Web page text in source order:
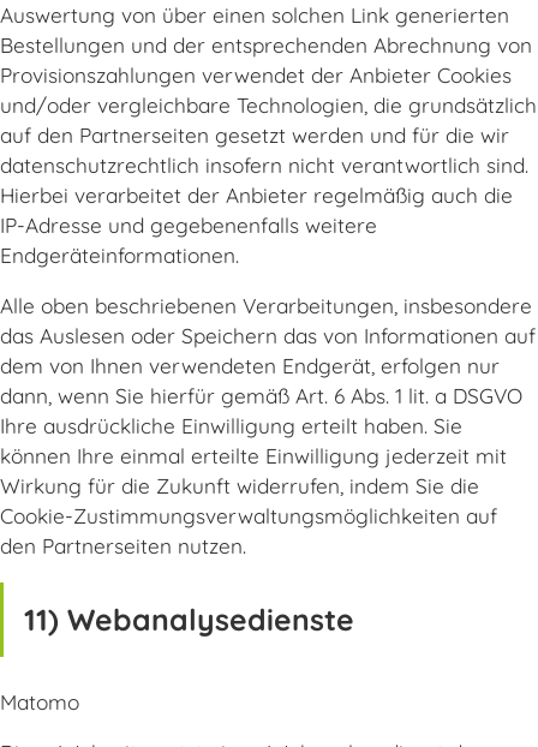
Auswertung von über einen solchen Link generierten
Bestellungen und der entsprechenden Abrechnung von
Provisionszahlungen verwendet der Anbieter Cookies
und/oder vergleichbare Technologien, die grundsätzlich
auf den Partnerseiten gesetzt werden und für die wir
datenschutzrechtlich insofern nicht verantwortlich sind.
Hierbei verarbeitet der Anbieter regelmäßig auch die
IP-Adresse und gegebenenfalls weitere
Endgeräteinformationen.
Alle oben beschriebenen Verarbeitungen, insbesondere
das Auslesen oder Speichern das von Informationen auf
dem von Ihnen verwendeten Endgerät, erfolgen nur
dann, wenn Sie hierfür gemäß Art. 6 Abs. 1 lit. a DSGVO
Ihre ausdrückliche Einwilligung erteilt haben. Sie
können Ihre einmal erteilte Einwilligung jederzeit mit
Wirkung für die Zukunft widerrufen, indem Sie die
Cookie-Zustimmungsverwaltungsmöglichkeiten auf
den Partnerseiten nutzen.
11) Webanalysedienste
Matomo